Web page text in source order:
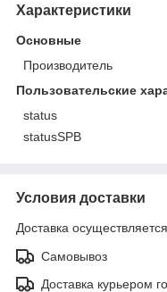
Характеристики
Основные
Производитель
Пользовательские
status
statusSPB
Условия доставки
Доставка
Самовывоз
Доставка курьером